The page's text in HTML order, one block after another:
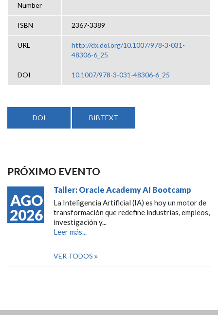
Number
ISBN 2367-3389
URL
http://dx.doi.org/10.1007/978-3-031-
48306-6_25
DOI 10.1007/978-3-031-48306-6_25
DOI BIBTEXT
PRÓXIMO EVENTO
AGO
2026
Taller: Oracle Academy AI Bootcamp
La Inteligencia Artificial (IA) es hoy un motor de
transformación que redefine industrias, empleos,
investigación y...
Leer más...
VER TODOS